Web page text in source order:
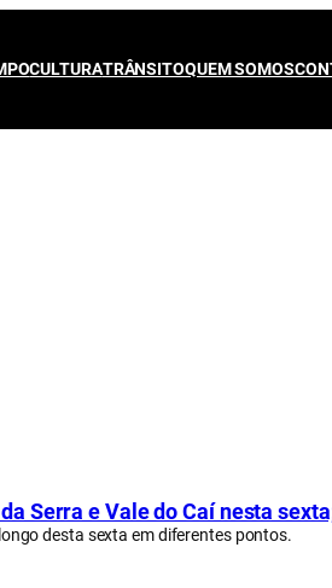
CULTURATRÂNSITOQUEM SOMOS
Serra e Vale do Caí nesta
desta sexta em diferentes pontos.